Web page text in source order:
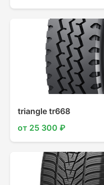
triangle tr668
от 25 300 ₽